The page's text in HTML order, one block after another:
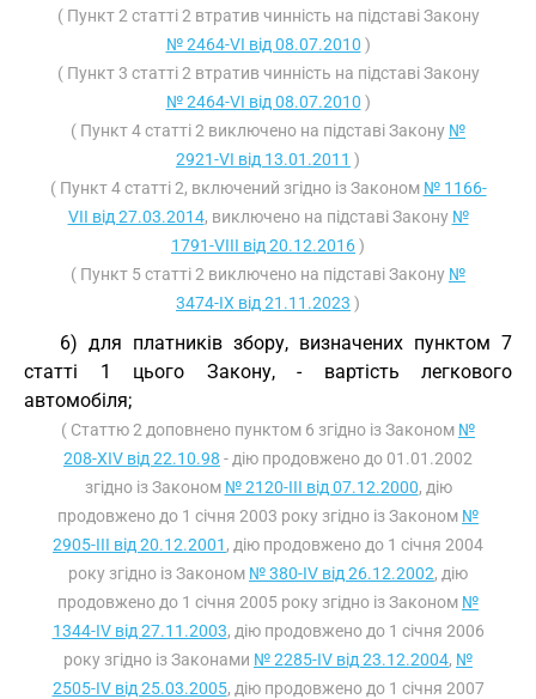
( Пункт 2 статті 2 втратив чинність на підставі Закону
№ 2464-VI від 08.07.2010 )
( Пункт 3 статті 2 втратив чинність на підставі Закону
№ 2464-VI від 08.07.2010 )
( Пункт 4 статті 2 виключено на підставі Закону №
2921-VI від 13.01.2011 )
( Пункт 4 статті 2, включений згідно із Законом № 1166-
VII від 27.03.2014, виключено на підставі Закону №
1791-VIII від 20.12.2016)
( Пункт 5 статті 2 виключено на підставі Закону №
3474-IX від 21.11.2023 )
6) для платників збору, визначених пунктом 7
статті 1 цього Закону, - вартість легкового
автомобіля;
( Статтю 2 доповнено пунктом 6 згідно із Законом №
208-XIV від 22.10.98 - дію продовжено до 01.01.2002
згідно із Законом № 2120-III від 07.12.2000, дію
продовжено до 1 січня 2003 року згідно із Законом №
2905-III від 20.12.2001 , дію продовжено до 1 січня 2004
року згідно із Законом № 380-IV від 26.12.2002, дію
продовжено до 1 січня 2005 року згідно із Законом №
1344-IV від 27.11.2003, дію продовжено до 1 січня 2006
року згідно із Законами № 2285-IV від 23.12.2004, №
2505-IV від 25.03.2005, дію продовжено до 1 січня 2007